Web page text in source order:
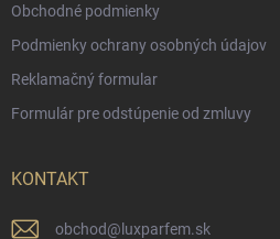
Obchodné podmienky
Podmienky ochrany osobných údajov
Reklamačný formular
Formulár pre odstúpenie od zmluvy
KONTAKT
obchod@ luxparfem.sk